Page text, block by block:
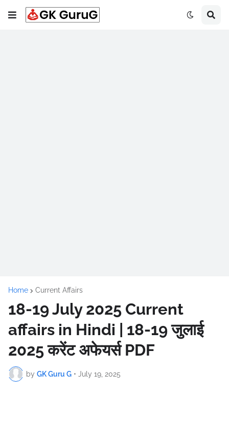
Home Current Affairs
18-19 July 2025 Current
affairs in Hindi | 18-19 जुलाई
2025 करेंट अफेयर्स PDF
by GK Guru G • July 19, 2025